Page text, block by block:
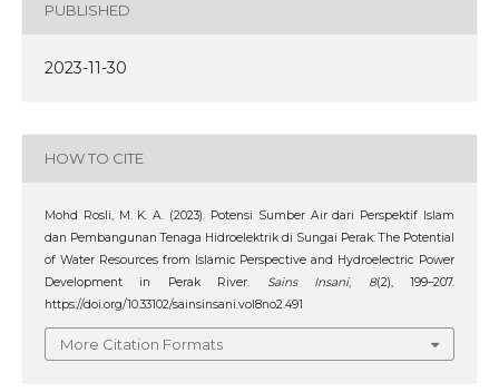
PUBLISHED
2023-11-30
HOW TO CITE
Mohd Rosli, M. K. A. (2023). Potensi Sumber Air dari Perspektif Islam
dan Pembangunan Tenaga Hidroelektrik di Sungai Perak: The Potential
of Water Resources from Islamic Perspective and Hydroelectric Power
Development in Perak River. Sains Insani, 8(2), 199–207.
https://doi.org/10.33102/sainsinsani.vol8no2.491
More Citation Formats